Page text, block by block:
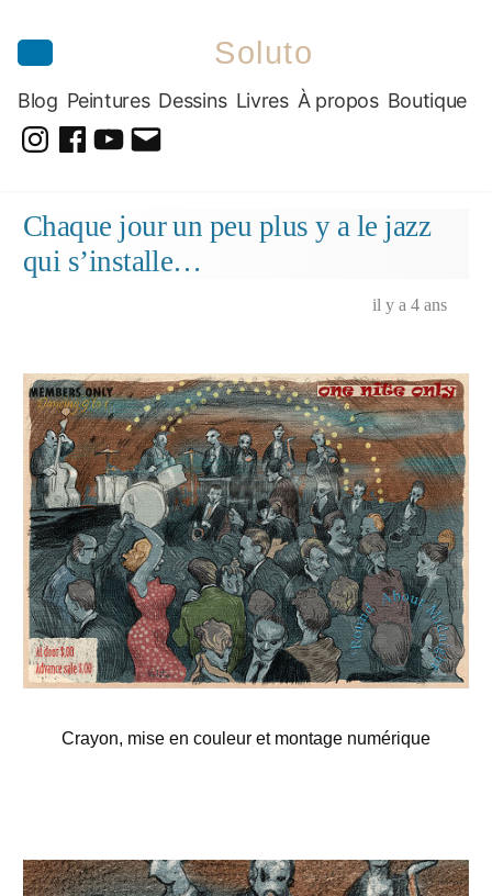
Soluto
Blog Peintures Dessins Livres À propos Boutique
Dessins
contenu
Chaque jour un peu plus y a le jazz
qui s’installe…
il y a 4 ans
Crayon, mise en couleur et montage numérique